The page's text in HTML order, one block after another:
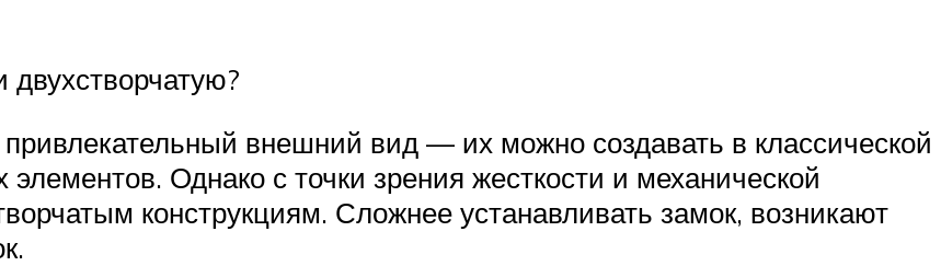
внешний вид — их можно создавать в классической
Однако с точки зрения жесткости и механической
конструкциям. Сложнее устанавливать замок, возникают